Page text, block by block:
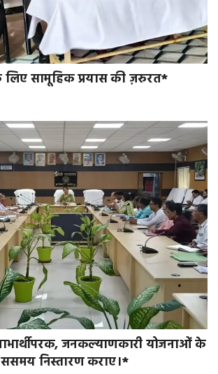
सामूहिक प्रयास की ज़रुरत*
जनकल्याणकारी योजनाओं के
ससमय निस्तारण कराए।*